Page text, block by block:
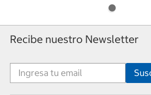
Recibe nuestro Newsletter